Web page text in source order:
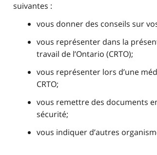
suivantes :
vous donner des conseils sur
vous représenter dans la
travail de l’Ontario (CRTO);
vous représenter lors d’une
CRTO;
vous remettre des documents
sécurité;
vous indiquer d’autres